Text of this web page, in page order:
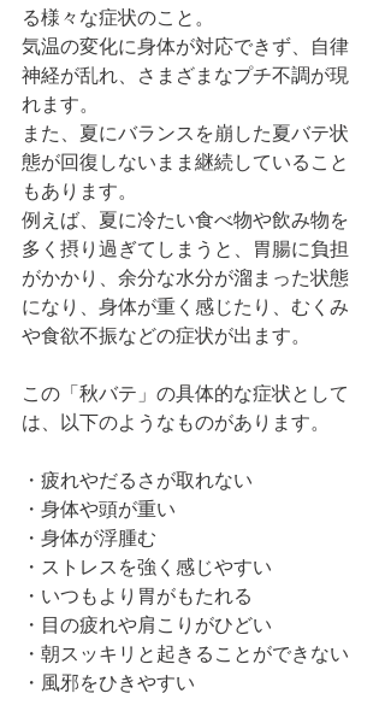
る様々な症状のこと。
気温の変化に身体が対応できず、自律
神経が乱れ、さまざまなプチ不調が現
れます。
また、夏にバランスを崩した夏バテ状
態が回復しないまま継続していること
もあります。
例えば、夏に冷たい食べ物や飲み物を
多く摂り過ぎてしまうと、胃腸に負担
がかかり、余分な水分が溜まった状態
になり、身体が重く感じたり、むくみ
や食欲不振などの症状が出ます。
この「秋バテ」の具体的な症状として
は、以下のようなものがあります。
・疲れやだるさが取れない
・身体や頭が重い
・身体が浮腫む
・ストレスを強く感じやすい
・いつもより胃がもたれる
・目の疲れや肩こりがひどい
・朝スッキリと起きることができない
・風邪をひきやすい